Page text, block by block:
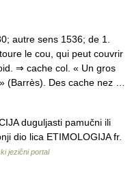
autre sens 1536; de 1.
le cou, qui peut couvrir
⇒ cache col. « Un gros
(Barrès). Des cache nez …
duguljasti pamučni ili
dio lica ETIMOLOGIJA fr.
jezični portal